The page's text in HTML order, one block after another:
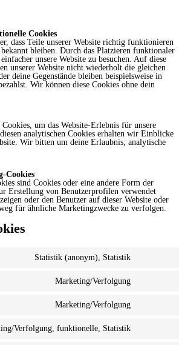
Cookies
dass Teile unserer Website richtig funktionieren
bleiben. Durch das Platzieren funktionaler
unsere Website zu besuchen. Auf diese
unserer Website nicht wiederholt die gleichen
deine Gegenstände bleiben beispielsweise in
Wir können diese Cookies ohne dein
um das Website-Erlebnis für unsere
analytischen Cookies erhalten wir Einblicke
Wir bitten um deine Erlaubnis, analytische
Cookies
sind Cookies oder eine andere Form der
Erstellung von Benutzerprofilen verwendet
oder den Benutzer auf dieser Website oder
für ähnliche Marketingzwecke zu verfolgen.
Statistik (anonym), Statistik
Marketing/Verfolgung
Marketing/Verfolgung
Verfolgung, funktionelle, Statistik